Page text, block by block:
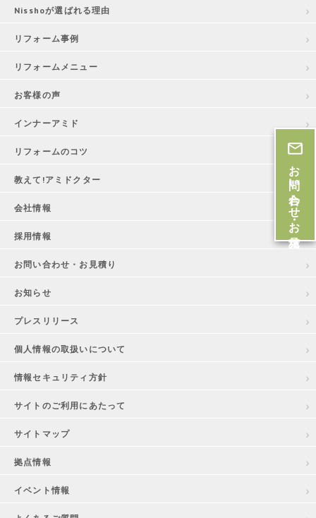
Nisshoが選ばれる理由
リフォーム事例
リフォームメニュー
お客様の声
インナーアミド
リフォームのコツ
教えて!アミドクター
会社情報
採用情報
お問い合わせ・お見積り
お知らせ
プレスリリース
個人情報の取扱いについて
情報セキュリティ方針
サイトのご利用にあたって
サイトマップ
拠点情報
イベント情報
お問い合わせ・お見積